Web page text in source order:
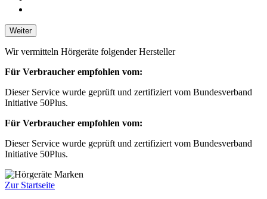
Weiter
Wir vermitteln Hörgeräte folgender Hersteller
Für Verbraucher empfohlen vom:
Dieser Service wurde geprüft und zertifiziert vom Bundesverband
Initiative 50Plus.
Für Verbraucher empfohlen vom:
Dieser Service wurde geprüft und zertifiziert vom Bundesverband
Initiative 50Plus.
Zur Startseite